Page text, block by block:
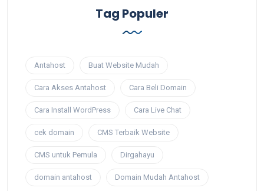
Tag Populer
Antahost Buat Website Mudah
Cara Akses Antahost Cara Beli Domain
Cara Install WordPress Cara Live Chat
cek domain CMS Terbaik Website
CMS untuk Pemula Dirgahayu
domain antahost Domain Mudah Antahost